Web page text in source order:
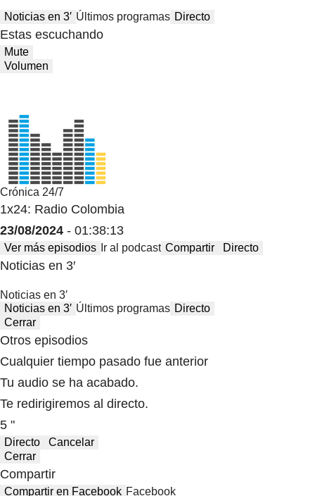
Noticias en 3′ Últimos programas Directo
Estas escuchando
Mute
Volumen
Crónica 24/7
1x24: Radio Colombia
23/08/2024 - 01:38:13
Ver más episodios Ir al podcast Compartir Directo
Noticias en 3′
Noticias en 3′
Noticias en 3′ Últimos programas Directo
Cerrar
Otros episodios
Cualquier tiempo pasado fue anterior
Tu audio se ha acabado.
Te redirigiremos al directo.
5 "
Directo
Cancelar
Cerrar
Compartir
Compartir en Facebook Facebook